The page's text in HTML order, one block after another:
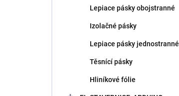
Lepiace pásky obojstranné
Izolačné pásky
Lepiace pásky jednostranné
Těsnící pásky
Hliníkové fólie